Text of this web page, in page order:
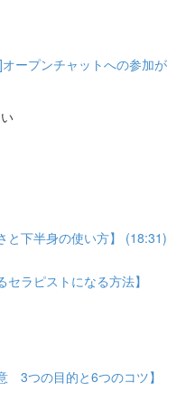
ープンチャットへの参加が
と下半身の使い方】 (18:31)
ラピストになる方法】
3つの目的と6つのコツ】